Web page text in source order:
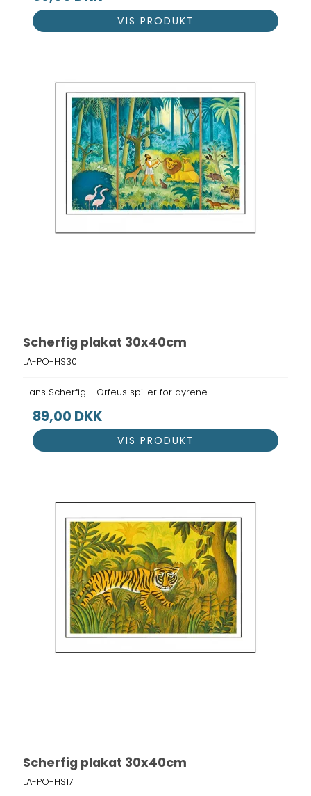
VIS PRODUKT
Scherfig plakat 30x40cm
LA-PO-HS30
Hans Scherfig - Orfeus spiller for dyrene
89,00 DKK
VIS PRODUKT
Scherfig plakat 30x40cm
LA-PO-HS17